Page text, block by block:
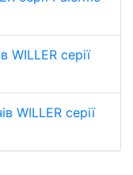
WILLER серії
WILLER серії